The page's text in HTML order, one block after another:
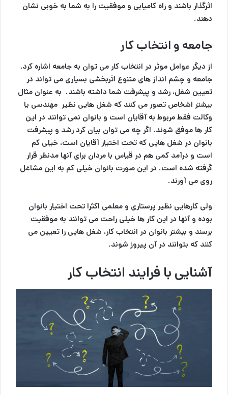
اثرگذار باشند و راه کامیابی و موفقیت را به شما به خوبی نشان
دهند.
جامعه و انتخاب کار
از دیگر عوامل موثر در انتخاب کار می توان به جامعه اشاره کرد.
جامعه و چشم انداز های متنوع اثربخشی بسیاری می تواند در
تعیین شغل، رشد و پیشرفت شما داشته باشند. به عنوان مثال
بیشتر اشخاص تصور می کنند که شغل هایی نظیر مهندسی یا
وکالت فقط مربوط به آقایان است و بانوان نمی توانند در این
کار ها موفق شوند. اگر چه می توان بیان کرد رشد و پیشرفت
بانوان در شغل هایی که تحت اختیار آقایان است، خیلی کم
است و درآمد کمی هم در قیاس با مردان برای آنها مدنظر قرار
گرفته شده است. در این صورت بانوان خیلی کم به این مشاغل
روی می آورند.
ولی کارهایی نظیر پرستاری و معلمی اکثرا تحت اختیار بانوان
بوده و آنها در این کار ها خیلی راحت می توانند به موفقیت
برسند و بیشتر بانوان در انتخاب کار، شغل هایی را تعیین می
کنند که بتوانند در آن پیروز شوند.
آشنایی با فرایند انتخاب کار